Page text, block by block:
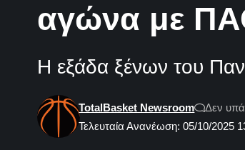
αγώνα με
Η εξάδα ξένων του
Τελευταία Ανανέωση: 05/10/2025
TotalBasket Newsroom Δεν